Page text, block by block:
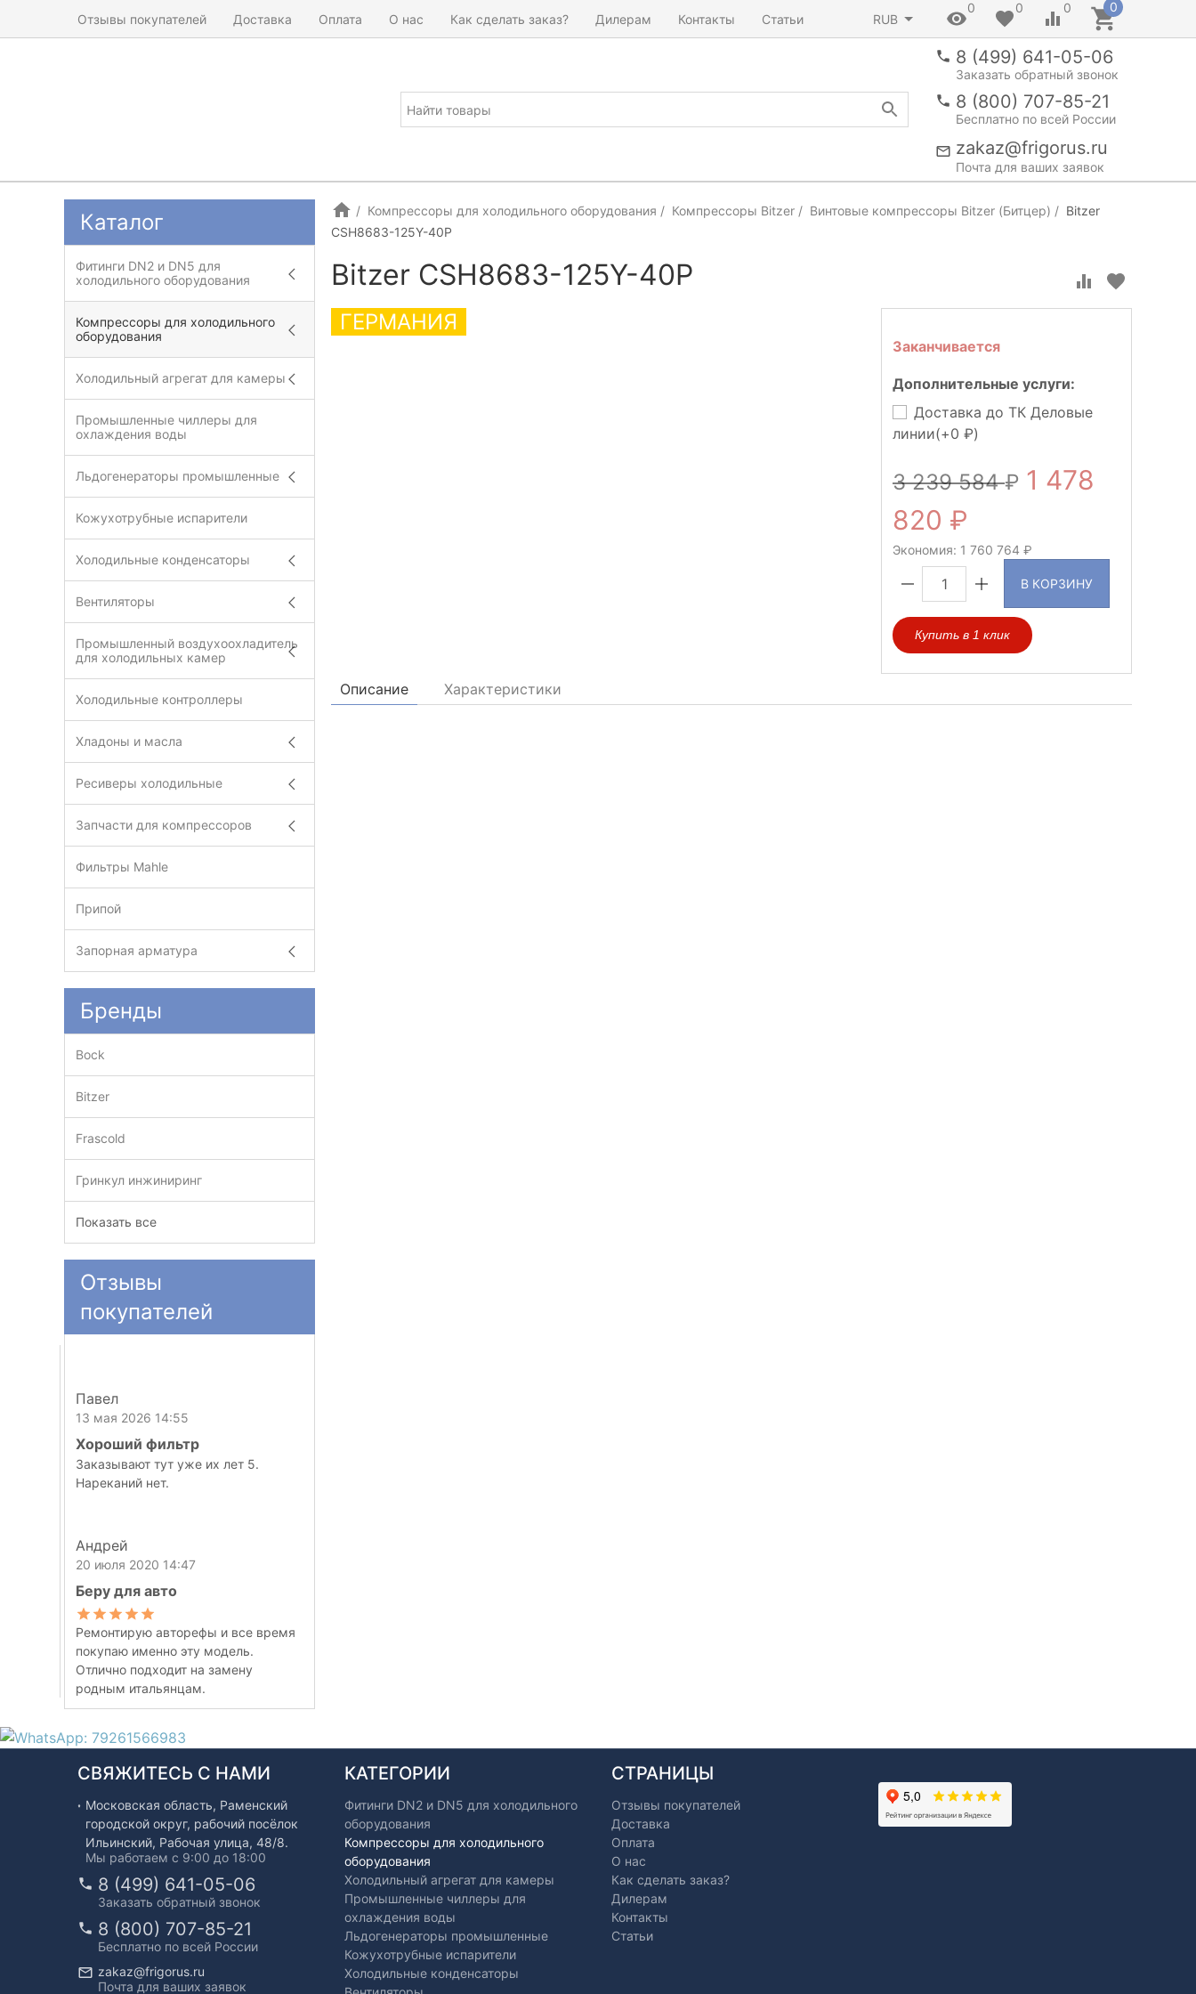
Отзывы покупателей Доставка Оплата О нас Как сделать заказ? Дилерам Контакты Статьи RUB
0 0 0 0
8 (499) 641-05-06
Заказать обратный звонок
8 (800) 707-85-21
Бесплатно по всей России
zakaz@frigorus.ru
Почта для ваших заявок
Компрессоры для холодильного оборудования Компрессоры Bitzer Винтовые компрессоры Bitzer (Битцер)
Bitzer
CSH8683-125Y-40P
Bitzer CSH8683-125Y-40P
ГЕРМАНИЯ
Заканчивается
Дополнительные услуги:
Доставка до ТК Деловые
линии(+0 )
3 239 584
1 478
820
Экономия: 1 760 764
В КОРЗИНУ
Купить в 1 клик
Описание Характеристики
Каталог
Фитинги DN2 и DN5 для
холодильного оборудования
Компрессоры для холодильного
оборудования
Холодильный агрегат для камеры
Промышленные чиллеры для
охлаждения воды
Льдогенераторы промышленные
Кожухотрубные испарители
Холодильные конденсаторы
Вентиляторы
Промышленный воздухоохладитель
для холодильных камер
Холодильные контроллеры
Хладоны и масла
Ресиверы холодильные
Запчасти для компрессоров
Фильтры Mahle
Припой
Запорная арматура
Бренды
Bock
Bitzer
Frascold
Гринкул инжиниринг
Показать все
Отзывы
покупателей
Павел
13 мая 2026 14:55
Хороший фильтр
Заказывают тут уже их лет 5.
Нареканий нет.
Андрей
20 июля 2020 14:47
Беру для авто
Ремонтирую авторефы и все время
покупаю именно эту модель.
Отлично подходит на замену
родным итальянцам.
СВЯЖИТЕСЬ С НАМИ
Московская область, Раменский
городской округ, рабочий посёлок
Ильинский, Рабочая улица, 48/8.
Мы работаем с 9:00 до 18:00
8 (499) 641-05-06
Заказать обратный звонок
8 (800) 707-85-21
Бесплатно по всей России
zakaz@frigorus.ru
Почта для ваших заявок
КАТЕГОРИИ
Фитинги DN2 и DN5 для холодильного
оборудования
Компрессоры для холодильного
оборудования
Холодильный агрегат для камеры
Промышленные чиллеры для
охлаждения воды
Льдогенераторы промышленные
Кожухотрубные испарители
Холодильные конденсаторы
СТРАНИЦЫ
Отзывы покупателей
Доставка
Оплата
О нас
Как сделать заказ?
Дилерам
Контакты
Статьи